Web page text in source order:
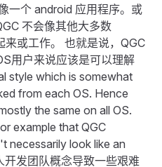
一个 android 应用程序。或
不会像其他大多数
或工作。 也就是说，QGC
用户来说应该是可以理解
style which is somewhat
from each OS. Hence
the same on all OS.
example that QGC
necessarily look like an
开发团队概念导致一些艰难